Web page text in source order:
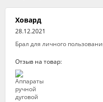
Ховард
28.12.2021
Брал для личного
Отзыв на товар: